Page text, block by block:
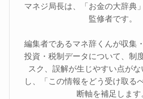
マネジ局長は、「お金の大辞典
監修者です。
編集者であるマネ辞くんが収集
投資・税制データについて、制
スク、誤解が生じやすい点が
し、「この情報をどう受け取る
断軸を補足します